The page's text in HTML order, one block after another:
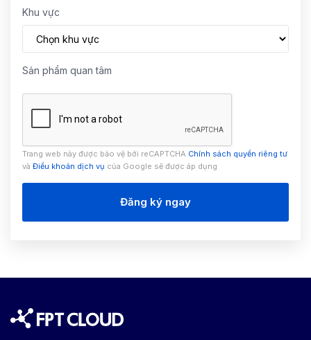
Khu vực
Sản phẩm quan tâm
Trang web này được bảo vệ bởi reCAPTCHA Chính sách quyền riêng tư
và Điều khoản dịch vụ của Google sẽ được áp dụng
Đăng ký ngay